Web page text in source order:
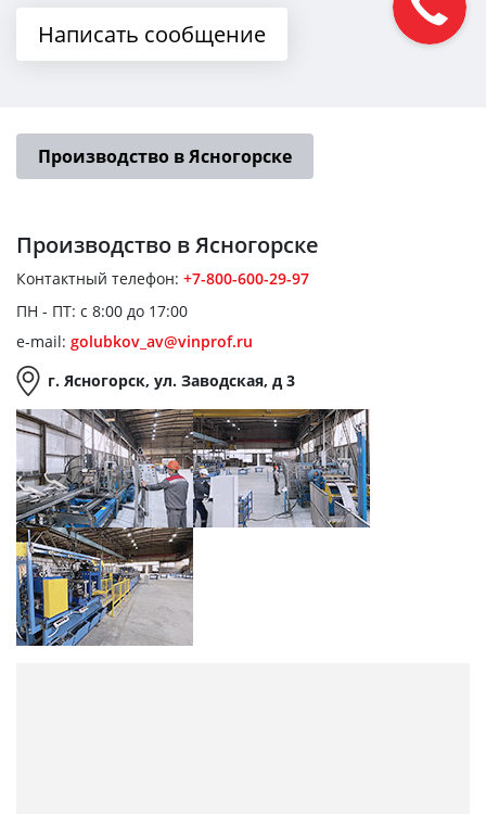
Написать сообщение
Производство в Ясногорске
Производство в Ясногорске
Контактный телефон: +7-800-600-29-97
ПН - ПТ: с 8:00 до 17:00
e-mail: golubkov_av@vinprof.ru
г. Ясногорск, ул. Заводская, д 3